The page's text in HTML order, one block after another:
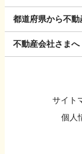
都道府県から不
不動産会社さまへ
サイト
個人